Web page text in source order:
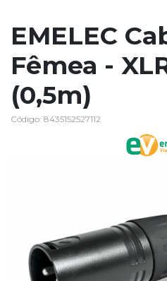
EMELEC
Fêmea -
(0,5m)
Código: 8435152527112